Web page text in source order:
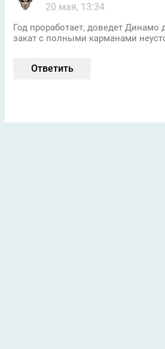
20 мая, 13:34
Год проработает, доведет Динамo
закат с полными карманами
Ответить